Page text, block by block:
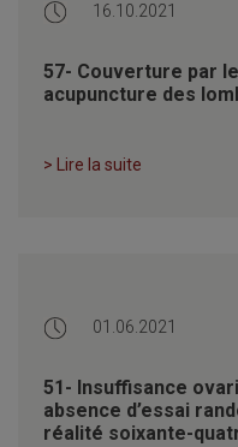
16.10.2021
57- Couverture par
acupuncture des
> Lire la suite
01.06.2021
51- Insuffisance
absence d’essai
réalité soixante-